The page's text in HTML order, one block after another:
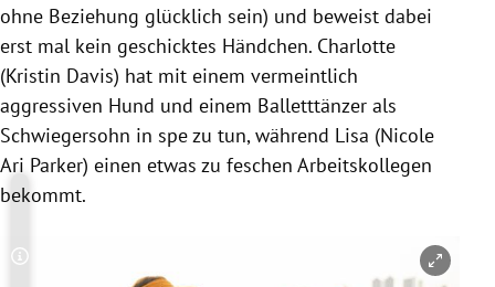
ohne Beziehung glücklich sein) und beweist dabei
erst mal kein geschicktes Händchen. Charlotte
(Kristin Davis) hat mit einem vermeintlich
aggressiven Hund und einem Balletttänzer als
Schwiegersohn in spe zu tun, während Lisa (Nicole
Ari Parker) einen etwas zu feschen Arbeitskollegen
bekommt.
Copyright-Hinweis öffnen/schließen